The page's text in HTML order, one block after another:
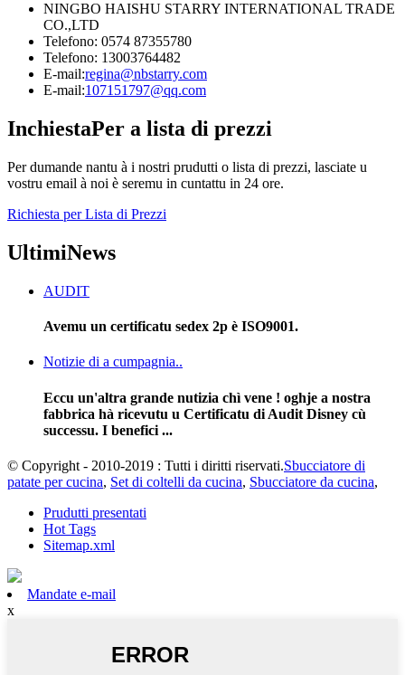
NINGBO HAISHU STARRY INTERNATIONAL TRADE
CO.,LTD
Telefono: 0574 87355780
Telefono: 13003764482
E-mail:regina@nbstarry.com
E-mail:107151797@qq.com
InchiestaPer a lista di prezzi
Per dumande nantu à i nostri prudutti o lista di prezzi, lasciate u
vostru email à noi è seremu in cuntattu in 24 ore.
Richiesta per Lista di Prezzi
UltimiNews
AUDIT
Avemu un certificatu sedex 2p è ISO9001.
Notizie di a cumpagnia..
Eccu un'altra grande nutizia chì vene ! oghje a nostra
fabbrica hà ricevutu u Certificatu di Audit Disney cù
successu. I benefici ...
© Copyright - 2010-2019 : Tutti i diritti riservati.Sbucciatore di
patate per cucina, Set di coltelli da cucina, Sbucciatore da cucina,
Prudutti presentati
Hot Tags
Sitemap.xml
Mandate e-mail
x